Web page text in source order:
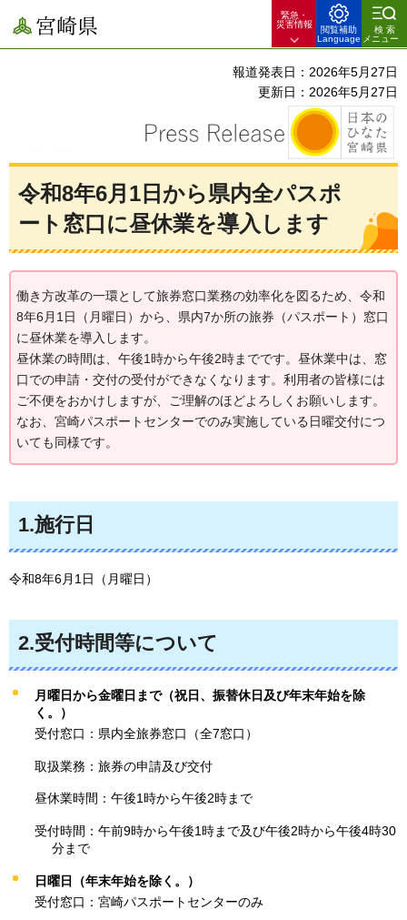
宮崎県
緊急・
災害情報
閲覧補助
Language
検索
メニュー
報道発表日：2026年5月27日
更新日：2026年5月27日
令和8年6月1日から県内全パスポ
ート窓口に昼休業を導入します
働き方改革の一環として旅券窓口業務の効率化を図るため、令和
8年6月1日（月曜日）から、県内7か所の旅券（パスポート）窓口
に昼休業を導入します。
昼休業の時間は、午後1時から午後2時までです。昼休業中は、窓
口での申請・交付の受付ができなくなります。利用者の皆様には
ご不便をおかけしますが、ご理解のほどよろしくお願いします。
なお、宮崎パスポートセンターでのみ実施している日曜交付につ
いても同様です。
1.施行日
令和8年6月1日（月曜日）
2.受付時間等について
月曜日から金曜日まで（祝日、振替休日及び年末年始を除
く。）
受付窓口：県内全旅券窓口（全7窓口）
取扱業務：旅券の申請及び交付
昼休業時間：午後1時から午後2時まで
受付時間：午前9時から午後1時まで及び午後2時から午後4時30
分まで
日曜日（年末年始を除く。）
受付窓口：宮崎パスポートセンターのみ